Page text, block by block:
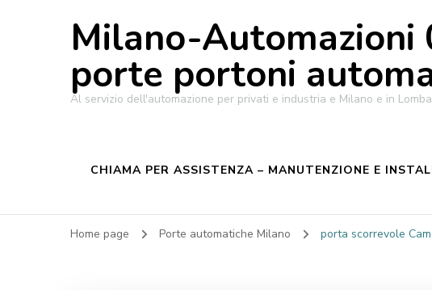
Milano-Automazioni
porte portoni
Al servizio dell'automazione per privati e industria e Milano e in
CHIAMA PER ASSISTENZA – MANUTENZIONE E
Home page Porte automatiche Milano porta scorrevole